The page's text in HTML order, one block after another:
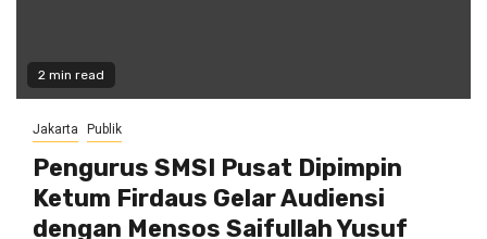
2 min read
Jakarta Publik
Pengurus SMSI Pusat Dipimpin
Ketum Firdaus Gelar Audiensi
dengan Mensos Saifullah Yusuf